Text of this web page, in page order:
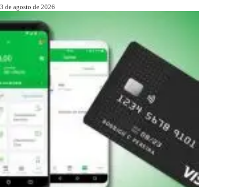
3 de agosto de 2026